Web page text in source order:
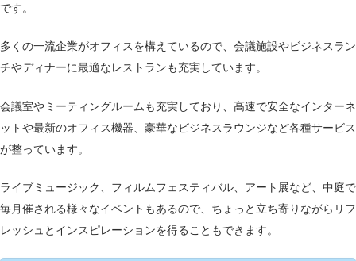
です。
多くの一流企業がオフィスを構えているので、会議施設やビジネスラン
チやディナーに最適なレストランも充実しています。
会議室やミーティングルームも充実しており、高速で安全なインターネ
ットや最新のオフィス機器、豪華なビジネスラウンジなど各種サービス
が整っています。
ライブミュージック、フィルムフェスティバル、アート展など、中庭で
毎月催される様々なイベントもあるので、ちょっと立ち寄りながらリフ
レッシュとインスピレーションを得ることもできます。